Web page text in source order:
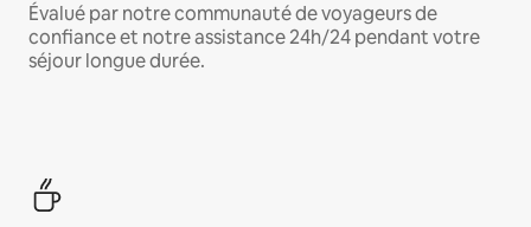
Évalué par notre communauté de voyageurs de
confiance et notre assistance 24h/24 pendant votre
séjour longue durée.